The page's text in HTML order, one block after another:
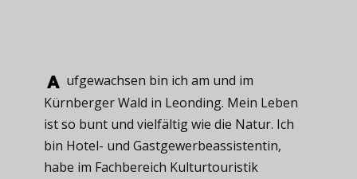
ufgewachsen ​bin ich am und im
Kürnberger Wald in Leonding. Mein Leben
ist so bunt und vielfältig wie die Natur. Ich
bin Hotel- und Gastgewerbeassistentin,
habe im Fachbereich Kulturtouristik